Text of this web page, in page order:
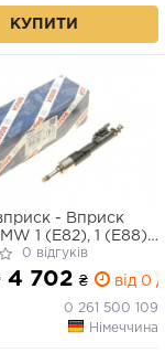
КУПИТИ
- Вприск
1 (E82), 1 (E88),
2 (F22, F87), 3
3 (E92), 3
F80), 3 (F31), 3
(F34), 4
1.6-3.0H 03.06-
0 відгуків
4 702 ₴ від 0
0 261 500 109
Німеччина